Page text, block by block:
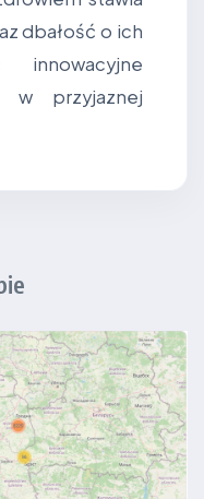
dbałość o ich
innowacyjne
w przyjaznej